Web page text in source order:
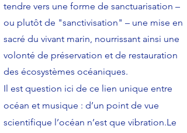
tendre vers une forme de sanctuarisation –
ou plutôt de "sanctivisation" – une mise en
sacré du vivant marin, nourrissant ainsi une
volonté de préservation et de restauration
des écosystèmes océaniques.
Il est question ici de ce lien unique entre
océan et musique : d’un point de vue
scientifique l’océan n’est que vibration.Le